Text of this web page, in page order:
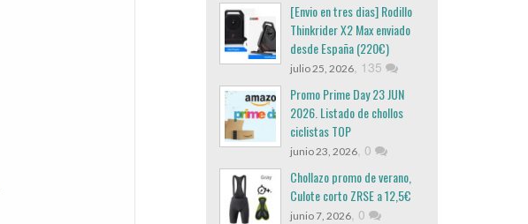
[Envio en tres dias] Rodillo
Thinkrider X2 Max enviado
desde España (220€)
julio 25, 2026, 135
Promo Prime Day 23 JUN
2026. Listado de chollos
ciclistas TOP
junio 23, 2026, 0
Chollazo promo de verano,
Culote corto ZRSE a 12,5€
junio 7, 2026, 0